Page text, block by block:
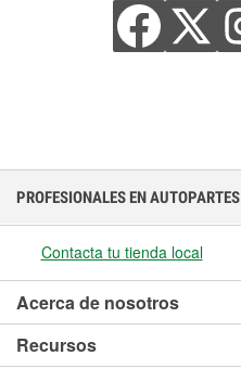
PROFESIONALES EN AUTOPARTES
Contacta tu tienda local
Acerca de nosotros
Recursos